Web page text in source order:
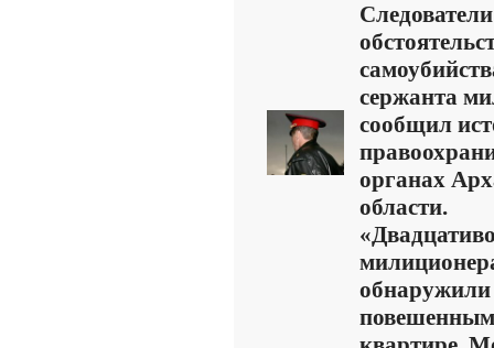
сержанта
сообщил
органах
области.
обнаружили
повешенным